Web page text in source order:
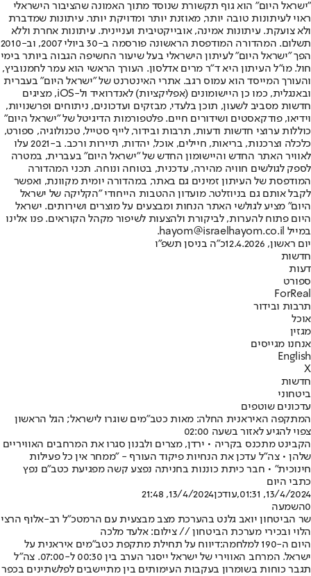
"ישראל היום" הוא גוף תקשורת שנוסד מתוך האמונה שהציבור הישראלי
ראוי לעיתונות טובה יותר, מאוזנת יותר ומדויקת יותר. עיתונות שמדברת
ולא צועקת. עיתונות אמינה, אובייקטיבית ועניינית. עיתונות אחרת וללא
תשלום. המהדורה המודפסת הראשונה פורסמה ב-30 ביולי 2007, וב-2010
הפך "ישראל היום" לעיתון הישראלי בעל שיעור החשיפה הגבוה ביותר בימי
חול. מו"ל העיתון היא ד"ר מרים אדלסון. העורך הראשי הוא עמר לחמנוביץ,
והעורך המייסד הוא עמוס רגב. אתרי האינטרנט של "ישראל היום" בעברית
ובאנגלית, כמו כן היישומונים (אפליקציות) לאנדרואיד ול-iOS, מציגים
חדשות מסביב לשעון, תוכן בלעדי, מבזקים ועדכונים, ניתוחים ופרשנויות,
וידיאו, פודקאסטים ושידורים חיים. פלטפורמות הדיגיטל של "ישראל היום"
כוללות ערוצי חדשות ודעות, תרבות ובידור, לייף סטייל, טכנולוגיה, ספורט,
כלכלה וצרכנות, בריאות, חיילים, אוכל, יהדות, תיירות ורכב. ב-2021 עלו
לאוויר האתר החדש והיישומון החדש של "ישראל היום" בעברית, במטרה
לספק לגולשים חוויה מהירה, עדכנית, בטוחה ונוחה. תכני המהדורה
המודפסת של העיתון זמינים גם באתר, במהדורה יומית מקוונת, ואפשר
לקבל אותם גם בניוזלטר. מועדון ההטבות הייחודי "הקליקה של ישראל
היום" מציע לגולשי האתר הנחות ומבצעים על מוצרים ושירותים. ישראל
היום פתוח להערות, לביקורת ולהצעות לשיפור מקהל הקוראים. פנו אלינו
במייל hayom@israelhayom.co.il.
יום ראשון, 12.4.2026
כ"ה בניסן תשפ"ו
חדשות
דעות
ספורט
ForReal
תרבות ובידור
אוכל
מגזין
אנחנו מגייסים
English
X
חדשות
ביטחוני
עדכונים שוטפים
המתקפה האיראנית החלה: מאות כטב"מים שוגרו לישראל; הגל הראשון
צפוי להגיע לאזור בשעה 02:00
הקבינט מתכנס בקריה • ירדן, מצרים ולבנון סגרו את המרחבים האוויריים
שלהן • צה"ל עדכן את הנחיות פיקוד העורף - "ממחר אין כל פעילות
חינוכית" • חבר כיתת כוננות בחניתה נפצע קשה מפגיעת כטב"ם נפץ
כתבי היום
13/4/2024, 01:31
,עודכן13/4/2024, 21:48
0השמעה
שר הביטחון יואב גלנט בהערכת מצב מבצעית עם הרמטכ״ל רב-אלוף הרצי
הלוי ובכירי מערכת הביטחון // צילום: אלעד מלכה
היום ה-190 למלחמה:
דיווח על תחילת מתקפת כטב"מים איראנית על
ישראל. המרחב האווירי של ישראל ייסגר הערב בין 00:30 ל-07:00. צה"ל
תגבר כוחות בשומרון בעקבות העימותים בין מתיישבים לפלשתינים בכפר